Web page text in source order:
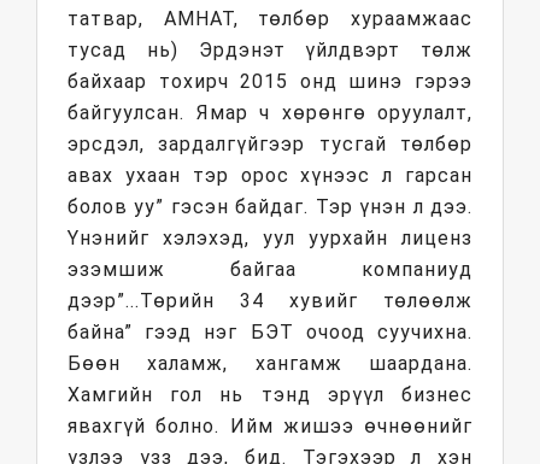
татвар, АМНАТ, төлбөр хураамжаас
тусад нь) Эрдэнэт үйлдвэрт төлж
байхаар тохирч 2015 онд шинэ гэрээ
байгуулсан. Ямар ч хөрөнгө оруулалт,
эрсдэл, зардалгүйгээр тусгай төлбөр
авах ухаан тэр орос хүнээс л гарсан
болов уу” гэсэн байдаг. Тэр үнэн л дээ.
Үнэнийг хэлэхэд, уул уурхайн лиценз
эзэмшиж байгаа компаниуд
дээр”...Төрийн 34 хувийг төлөөлж
байна” гээд нэг БЭТ очоод суучихна.
Бөөн халамж, хангамж шаардана.
Хамгийн гол нь тэнд эрүүл бизнес
явахгүй болно. Ийм жишээ өчнөөнийг
үзлээ үзз дээ, бид. Тэгэхээр л хэн